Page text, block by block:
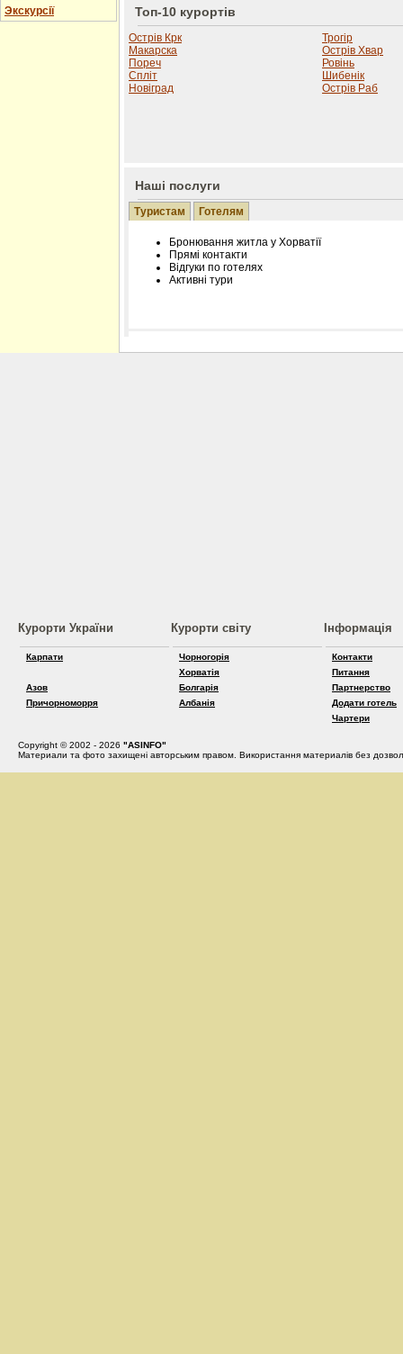
Экскурсії
Топ-10 курортів
Острів Крк
Макарска
Пореч
Спліт
Новіград
Трогір
Острів Хвар
Ровінь
Шибенік
Острів Раб
Наші послуги
Туристам Готелям
Бронювання житла у Хорватії
Прямі контакти
Відгуки по готелях
Активні тури
Розміщення інформації про готель на
Курорти України
Карпати
Азов
Причорноморря
Курорти світу
Чорногорія
Хорватія
Болгарія
Албанія
Інформація
Контакти
Питання
Партнерство
Додати готель
Чартери
Copyright © 2002 - 2026 "ASINFO"
Материали та фото захищені авторським правом. Використання материалів без